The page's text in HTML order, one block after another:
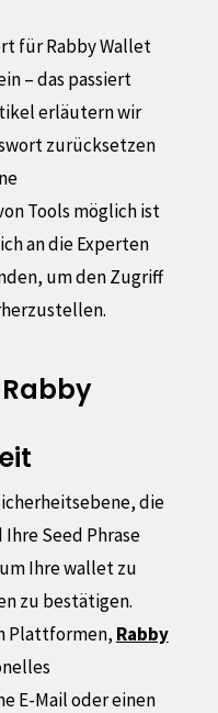
für Rabby Wallet
– das passiert
erläutern wir
zurücksetzen
Tools möglich ist
an die Experten
um den Zugriff
die
Seed Phrase
Ihre wallet zu
zu bestätigen.
Plattformen, Rabby
E-Mail oder einen